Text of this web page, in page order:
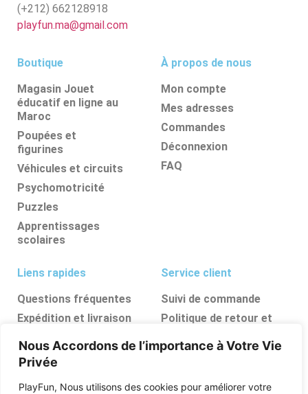
Nous Accordons de l’importance à Votre Vie
Privée
PlayFun, Nous utilisons des cookies pour améliorer votre
(+212) 662128918
playfun.ma@gmail.com
Boutique
Magasin Jouet
éducatif en ligne au
Maroc
Poupées et
figurines
Véhicules et circuits
Psychomotricité
Puzzles
Apprentissages
scolaires
À propos de nous
Mon compte
Mes adresses
Commandes
Déconnexion
FAQ
Liens rapides
Questions fréquentes
Expédition et livraison
remboursements
Ressources, conseils et
astuces
Service client
Suivi de commande
Politique de retour et
FAQ